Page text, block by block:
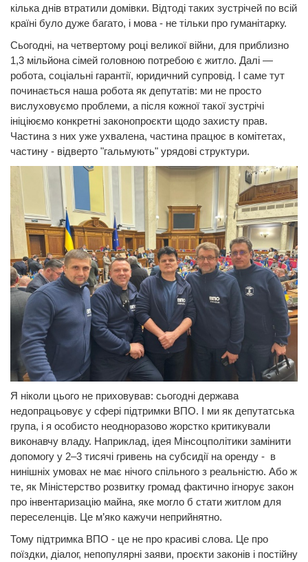
кілька днів втратили домівки. Відтоді таких зустрічей по всій
країні було дуже багато, і мова - не тільки про гуманітарку.
Сьогодні, на четвертому році великої війни, для приблизно
1,3 мільйона сімей головною потребою є житло. Далі —
робота, соціальні гарантії, юридичний супровід. І саме тут
починається наша робота як депутатів: ми не просто
вислуховуємо проблеми, а після кожної такої зустрічі
ініціюємо конкретні законопроєкти щодо захисту прав.
Частина з них уже ухвалена, частина працює в комітетах,
частину - відверто "гальмують" урядові структури.
Я ніколи цього не приховував: сьогодні держава
недопрацьовує у сфері підтримки ВПО. І ми як депутатська
група, і я особисто неодноразово жорстко критикували
виконавчу владу. Наприклад, ідея Мінсоцполітики замінити
допомогу у 2–3 тисячі гривень на субсидії на оренду - в
нинішніх умовах не має нічого спільного з реальністю. Або ж
те, як Міністерство розвитку громад фактично ігнорує закон
про інвентаризацію майна, яке могло б стати житлом для
переселенців. Це м’яко кажучи неприйнятно.
Тому підтримка ВПО - це не про красиві слова. Це про
поїздки, діалог, непопулярні заяви, проєкти законів і постійну